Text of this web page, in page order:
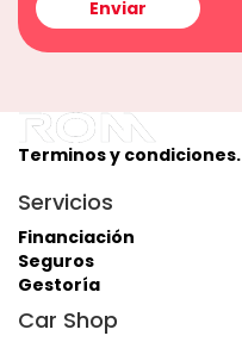
Terminos y condiciones.
Servicios
Financiación
Seguros
Gestoría
Car Shop